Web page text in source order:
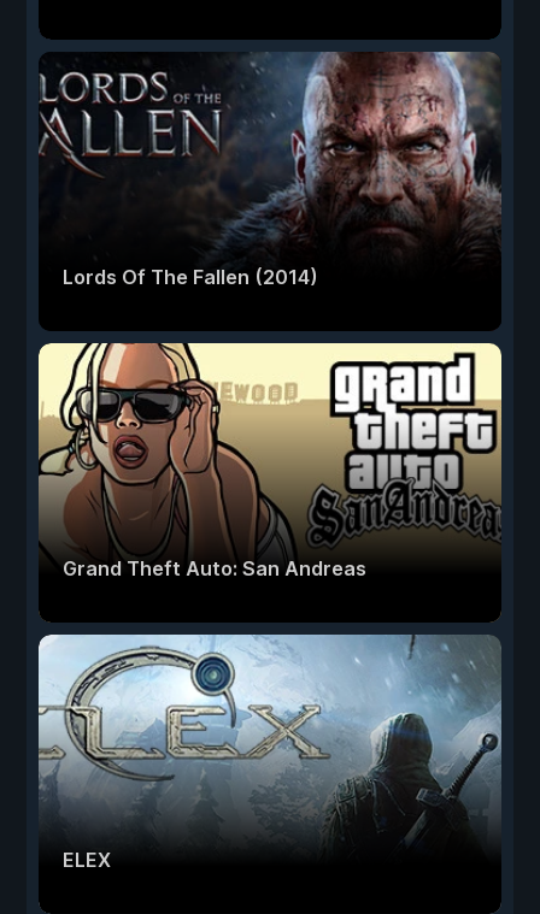
Lords Of The Fallen (2014)
Grand Theft Auto: San Andreas
ELEX